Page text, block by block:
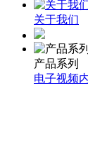
关于我们
产品系列
电子视频